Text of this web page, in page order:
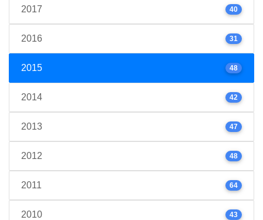
2017 40
2016 31
2015 48
2014 42
2013 47
2012 48
2011 64
2010 43